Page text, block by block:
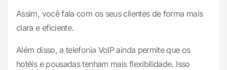
Assim, você fala com os seus clientes de forma mais
clara e eficiente.
Além disso, a telefonia VoIP ainda permite que os
hotéis e pousadas tenham mais flexibilidade. Isso